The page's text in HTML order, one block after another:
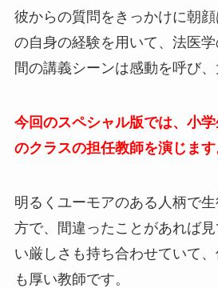
彼からの質問をきっかけに朝
の自身の経験を用いて、法医
間の講義シーンは感動を呼び、
今回のスペシャル版では、小
のクラスの担任教師を演じます
明るくユーモアのある人柄で
方で、間違ったことがあれば
い厳しさも持ち合わせていて
も厚い教師です。